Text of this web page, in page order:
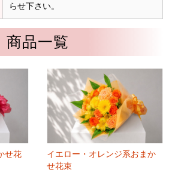
らせ下さい。
商品一覧
せ花
イエロー・オレンジ系おまか
せ花束